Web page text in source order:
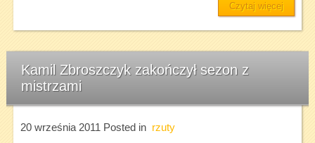
Czytaj więcej
Kamil Zbroszczyk zakończył sezon z
mistrzami
20 września 2011 Posted in rzuty